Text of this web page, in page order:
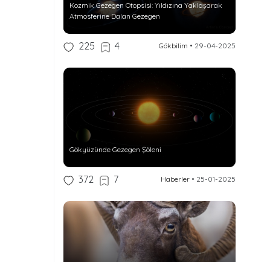
Kozmik Gezegen Otopsisi: Yıldızına Yaklaşarak
Atmosferine Dalan Gezegen
225 4 Gökbilim • 29-04-2025
Gökyüzünde Gezegen Şöleni
372 7 Haberler• 25-01-2025